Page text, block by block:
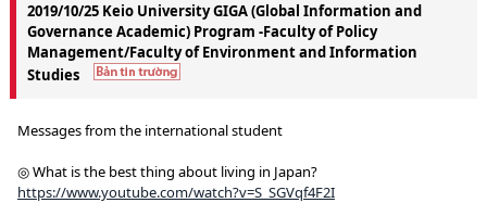
2019/10/25 Keio University GIGA (Global Information and
Governance Academic) Program -Faculty of Policy
Management/Faculty of Environment and Information
Studies
Messages from the international student
◎ What is the best thing about living in Japan?
https://www.youtube.com/watch?v=S_SGVqf4F2I